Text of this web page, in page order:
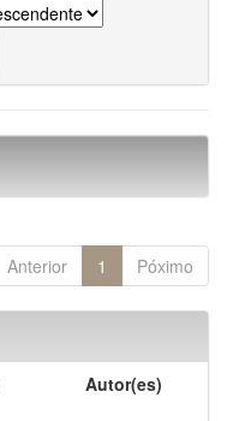
Anterior 1 Póximo
Autor(es)